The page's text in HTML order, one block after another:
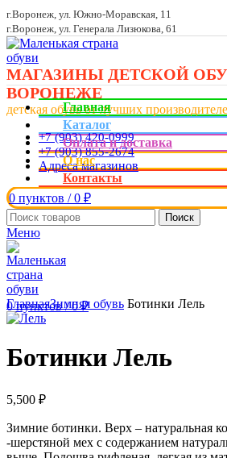
г.Воронеж, ул. Южно-Моравская, 11
г.Воронеж, ул. Генерала Лизюкова, 61
МАГАЗИНЫ ДЕТСКОЙ
ВОРОНЕЖЕ
детская обувь от лучших
+7 (903) 420-0999
+7 (903) 855-2674
Адреса магазинов
0 пунктов / 0 ₽
Поиск
Меню
0пунктов / 0₽
Главная
Каталог
Оплата и доставка
О нас
Контакты
Увеличить
ГлавнаяЗимняя обувь Ботинки Лель
Ботинки Лель
5,500 ₽
Зимние ботинки. Верх – натуральная
-шерстяной мех с содержанием